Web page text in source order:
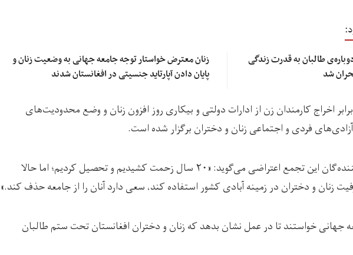
طالبان به قدرت زندگی
شد
زنان معترض خواستار توجه جامعه جهانی به وضعیت زنان و
پایان دادن آپارتاید جنسیتی در افغانستان شدند
اخراج کارمندان زن از ادارات دولتی و بیکاری روز افزون زنان و وضع محدودیت‌های
فردی و اجتماعی زنان و دختران برگزار شده ‌است.
آرزو، یکی دیگر از شرکت کنند‌ه‌گان این تجمع اعتراضی می‌گوید: «۲۰ سال زحمت کشیدیم و تحصیل کردیم؛ اما حالا
زنان و دختران در زمینه آبادی کشور استفاده کند، سعی دارد آنان را از جامعه حذف کند.»
جهانی خواستند تا در عمل نشان بدهد که زنان و دختران افغانستان تحت ستم طالبان